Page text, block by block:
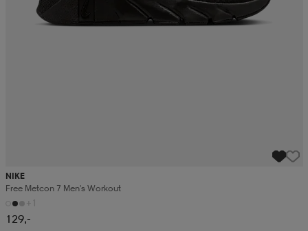
NIKE
Free Metcon 7 Men's Workout
+1
129,-